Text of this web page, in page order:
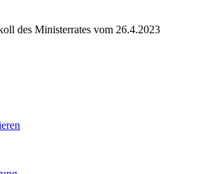
des Ministerrates vom 26.4.2023